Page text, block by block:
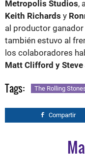
Metropolis Studios,
Keith Richards y
al productor ganador
también estuvo al
los colaboradores
Matt Clifford y
Tags: The Rolling
Compartir